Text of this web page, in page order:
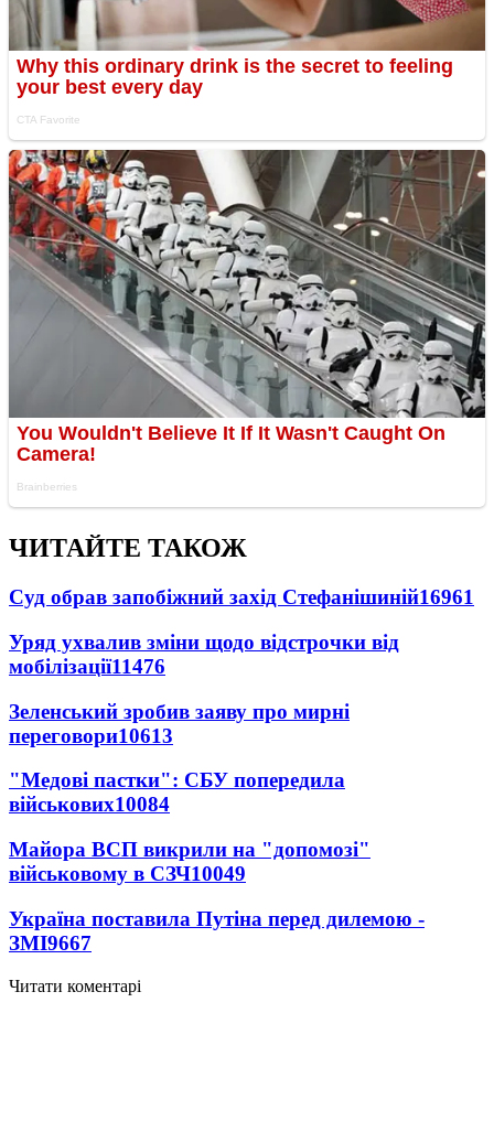
ЧИТАЙТЕ ТАКОЖ
Суд обрав запобіжний захід Стефанішиній16961
Уряд ухвалив зміни щодо відстрочки від
мобілізації11476
Зеленський зробив заяву про мирні
переговори10613
"Медові пастки": СБУ попередила
військових10084
Майора ВСП викрили на "допомозі"
військовому в СЗЧ10049
Україна поставила Путіна перед дилемою -
ЗМІ9667
Читати коментарі